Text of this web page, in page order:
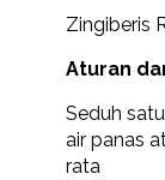
Zingiberis
Aturan
Seduh
air panas
rata